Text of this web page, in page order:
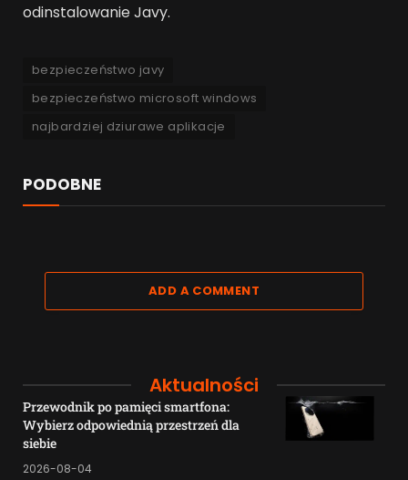
odinstalowanie Javy.
bezpieczeństwo javy
bezpieczeństwo microsoft windows
najbardziej dziurawe aplikacje
PODOBNE
ADD A COMMENT
Aktualności
Przewodnik po pamięci smartfona:
Wybierz odpowiednią przestrzeń dla
siebie
2026-08-04